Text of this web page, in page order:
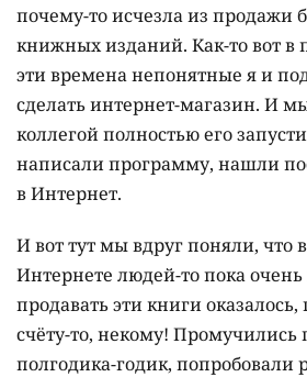
почему-то исчезла из продажи
книжных изданий. Как-то вот в
эти времена непонятные я и
сделать интернет-магазин. И
коллегой полностью его
написали программу, нашли
в Интернет.
И вот тут мы вдруг поняли, что
Интернете людей-то пока очень
продавать эти книги
счёту-то, некому! Промучились
полгодика-годик, попробовали